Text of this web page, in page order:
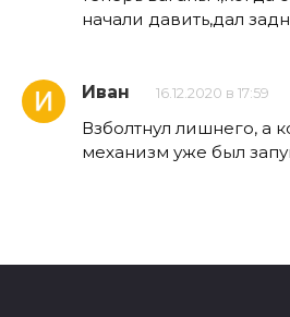
начали давить,дал
Иван 16.12.2020 в 17:59
Взболтнул лишнего, а
механизм уже был